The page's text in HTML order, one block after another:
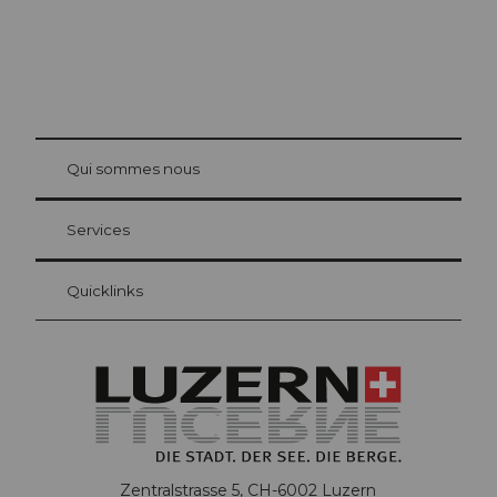
Carte d’hôte Lucerne
Vos avantages en tant qu'hôte pour la nuit
at Bre
Qui sommes nous
Services
Quicklinks
Zentralstrasse 5, CH-6002 Luzern